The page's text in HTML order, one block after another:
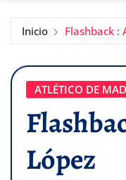
Inicio Flashback :
ATLÉTICO DE
López